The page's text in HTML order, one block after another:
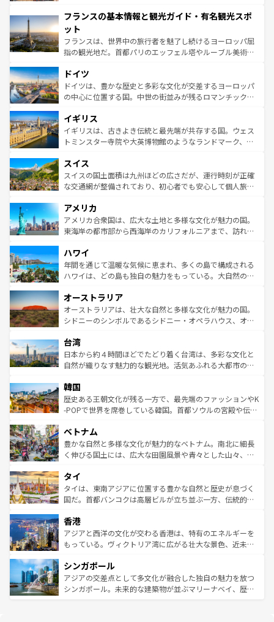
ませてくれるイタリアで、忘れられない旅をしてみよう！
なお、新着のイタリア情報は
しい。
文化が根付くこの国では、情熱的なフラメンコ、熱気あふ
れる闘牛、そして美味しいタパスが生活の一部となってい
る。首都マドリードの洗練された雰囲気や、バルセロナの
アートに溢れた街角から、地方では古代ローマ遺跡や中世
せる。地方によって風土や気候が異なるスペインはその個
性で訪れる人を魅了する。 なお、新着のスペイン情報は コ
ンテンツ一覧を参照してほしい。
フランスの基本情報と観光ガイド・有名観光スポ
ット
フランスは、世界中の旅行者を魅了し続けるヨーロッパ屈
指の観光地だ。首都パリのエッフェル塔やルーブル美術館
で、幅広い魅力が詰まっている。華麗な宮殿、歴史的な大
聖堂、美しいビーチ、そして豊かな自然が、訪れる者を心
から魅了する。また、フランスは美食の国としても知ら
いる。シャンパンの発祥地であるランス、プロヴァンスの
香り高いラベンダー畑など、多彩な楽しみ方が可能だ。さ
らに、パリ以外の地域にも魅力が溢れており、どの街角に
れる地方に足を運ぶとそれぞれで全く異なる文化を体験で
きるだろう。 なお、新着のフランス情報はコンテンツ一覧
を参照してほしい。
ドイツ
ドイツは、豊かな歴史と多彩な文化が交差するヨーロッパ
の中心に位置する国。中世の街並みが残るロマンチック街
顔を持つこの国は、どこを歩いても飽きることがない。ベ
ルリンの文化的活気、バイエルン州のアルプスの絶景、そ
してライン川沿いのワイン畑といった風景は必見。ビール
は、お酒好きな人にはぜひ体験してほしい。 なお、新着の
ドイツ情報はコンテンツ一覧を参照してほしい。
イギリス
イギリスは、古きよき伝統と最先端が共存する国。ウェス
トミンスター寺院や大英博物館のようなランドマーク、歴
リアごとに異なる魅力がある。また、優雅なアフタヌーン
ティー、ビール好きにはたまらない英国パブ、サッカー観
戦など、本場だからこそできる体験も豊富。イギリスを旅
ンツ一覧を参照してほしい。
スイス
スイスの国土面積は九州ほどの広さだが、運行時刻が正確
な交通網が整備されており、初心者でも安心して個人旅行
の建物がそのまま残る町や、スイスならではのユニークな
博物館もあり、アルプス観光だけでなく町歩きも満喫する
ことができる。国民の所得が高いため物価も高いが、旅行
ば市内交通費無料で観光を楽しむこともできる。 なお、新
着のスイス情報はコンテンツ一覧 を参照してほしい。
アメリカ
アメリカ合衆国は、広大な土地と多様な文化が魅力の国。
東海岸の都市部から西海岸のカリフォルニアまで、訪れる
のような巨大都市は、観光、ショッピング、エンターテイ
ンメントが詰まった刺激的なスポットだ。一方、アメリカ
西部には大自然が広がり、グランドキャニオンやイエロー
部のニューオーリンズでは、音楽と美食が融合した独特の
文化が魅力。旅行者はアメリカの各地域で異なる魅力を楽
しみながら、その多様性と豊かな歴史を感じることができ
ならではの贅沢な旅のスタイルだ。 なお、新着のアメリカ
情報はコンテンツ一覧を参照してほしい。
ハワイ
年間を通じて温暖な気候に恵まれ、多くの島で構成される
ハワイは、どの島も独自の魅力をもっている。大自然の神
ワイ島は見逃せない。また、定番の観光地といえばオアフ
島だが、静かな自然を求めるならマウイ島やカウアイ島が
おすすめ。エメラルドグリーンに輝く海をはじめ、豊かな
れるおもてなしの心で訪れる人々を迎えてくれるハワイの
人々、おいしいローカルフードやハワイアンミュージッ
ク、伝統的なフラダンスなど、すべてがハワイの魅力を彩
ワイを、存分に味わってほしい。 なお、新着のハワイ情報
はコンテンツ一覧を参照してほしい。
オーストラリア
オーストラリアは、壮大な自然と多様な文化が魅力の国。
シドニーのシンボルであるシドニー・オペラハウス、オー
リアリーフや大陸中央部にそびえるウルル（エアーズロッ
ク）、タスマニアの美しい原生林やケアンズの熱帯雨林な
ど、見どころがたくさん。また、カフェやワイン、オージ
いる。アクティビティも充実しており、サーフィンやダイ
ビング、ハイキングなど、アウトドア好きにはたまらな
い。オーストラリアの多彩な魅力を存分に味わいつくそ
参照してほしい。
台湾
日本から約４時間ほどでたどり着く台湾は、多彩な文化と
自然が織りなす魅力的な観光地。活気あふれる大都市の台
ン）、静ひつな山岳地帯である台湾東部など、都市の喧騒
と山間の静けさが共存しており、訪れる人に新しい発見と
驚きをもたらしてくれる。また、奥深い台湾の食文化も魅
容にもいいと評判のスイーツなど、バラエティ豊かな料理
が味わえる。 なお、新着の台湾情報は コンテンツ一覧を参
照してほしい。
韓国
歴史ある王朝文化が残る一方で、最先端のファッションやK
-POPで世界を席巻している韓国。首都ソウルの宮殿や伝統
き、地方に足を延ばせば四季折々の自然美を楽しむことが
できる。そして、キムチや焼肉、絶品のストリートフード
まで、さまざまな韓国料理が待っている。夜には、韓国な
リティに包まれながら、韓国の多彩な魅力を心ゆくまで味
わってみてほしい。 なお、新着の韓国情報はコンテンツ一
覧を参照してほしい。
ベトナム
豊かな自然と多様な文化が魅力的なベトナム。南北に細長
く伸びる国土には、広大な田園風景や青々とした山々、世
急速な発展と共に伝統が息づく。ハノイの古い町並みやホ
ーチミン市のフランス統治時代の建物も、独特の雰囲気を
醸し出している。また、バラエティの豊かさとおいしさで
とつ。フォーやバインミー、ベトナムコーヒーなどは、ぜ
ひ現地で味わいたい。どの地域を訪れてもあたたかい人々
が旅行者を迎えてくれるので、きっと忘れられない旅にな
参照してほしい。
タイ
タイは、東南アジアに位置する豊かな自然と歴史が息づく
国だ。首都バンコクは高層ビルが立ち並ぶ一方、伝統的な
の活気が交差している。北部ではチェンマイなどの山岳地
帯で自然と触れ合い、南部ではプーケットやクラビの美し
いビーチでリゾート気分を楽しむことができる。タイ料理
激する。気候は一年中温暖で、どの季節にも異なる楽しみ
が待っている。親しみやすいタイの人々、仏教を中心とし
た文化、そして多様な観光資源が、訪れる旅人を魅了し続
香港
アジアと西洋の文化が交わる香港は、特有のエネルギーを
もっている。ヴィクトリア湾に広がる壮大な景色、近未来
み、どこを訪れても感動するはず。観光スポットが密集し
ており、効率よく見どころを回れるのも魅力。息をのむよ
うな絶景から文化的な体験まで、香港を存分に楽しみ尽く
シンガポール
アジアの交差点として多文化が融合した独自の魅力を放つ
シンガポール。未来的な建築物が並ぶマリーナベイ、歴史